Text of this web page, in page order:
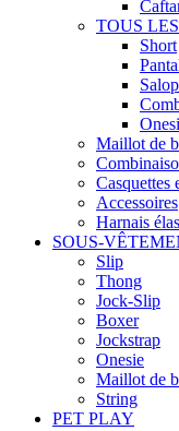
TOUS
Short
Maillot de
Casquettes
Accessoires
Harnais
SOUS-
Slip
Thong
Jock-Slip
Boxer
Jockstrap
Onesie
Maillot de
String
PET PLAY